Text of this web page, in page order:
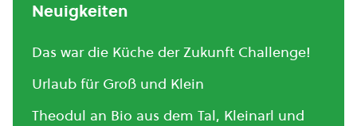
Neuigkeiten
Das war die Küche der Zukunft Challenge!
Urlaub für Groß und Klein
Theodul an Bio aus dem Tal, Kleinarl und